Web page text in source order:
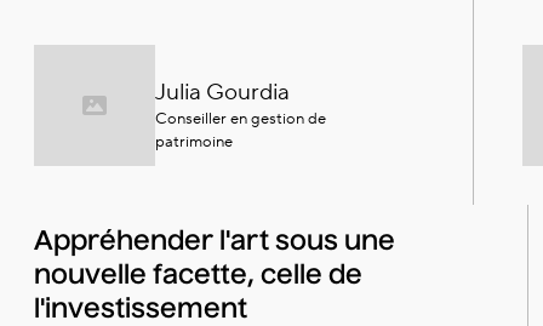
Julia Gourdia
Conseiller en gestion de
patrimoine
Appréhender l'art sous une
nouvelle facette, celle de
l'investissement